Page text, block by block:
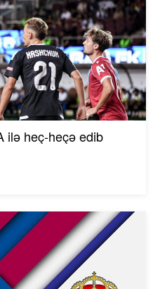
ilə heç-heçə edib